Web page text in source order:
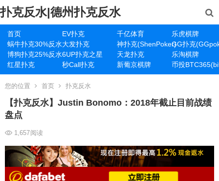
扑克反水|德州扑克反水
首页 EV扑克 千亿体育
乐虎棋牌
蜗牛扑克30%反水大发扑克 神扑克(ShenPoker)GG扑克
博狗扑克25%反水6UP扑克之星 天龙扑克
乐淘棋牌
红星扑克
秒Call扑克 新葡京棋牌 币投
您的位置 首页 扑克反水
【扑克反水】Justin Bonomo：2018年截止目前战绩
盘点
1,657阅读